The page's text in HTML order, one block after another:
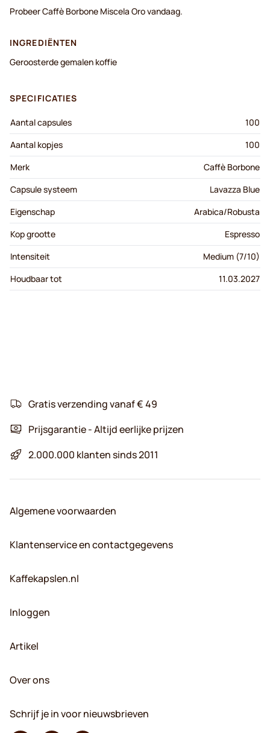
Probeer Caffè Borbone Miscela Oro vandaag.
INGREDIËNTEN
Geroosterde gemalen koffie
SPECIFICATIES
Aantal capsules
100
Aantal kopjes
100
Merk
Caffè Borbone
Capsule systeem
Lavazza Blue
Eigenschap
Arabica/Robusta
Kop grootte
Espresso
Intensiteit
Medium (7/10)
Houdbaar tot
11.03.2027
Gratis verzending vanaf € 49
Prijsgarantie - Altijd eerlijke prijzen
2.000.000 klanten sinds 2011
Algemene voorwaarden
Klantenservice en contactgegevens
Kaffekapslen.nl
Inloggen
Artikel
Over ons
Schrijf je in voor nieuwsbrieven